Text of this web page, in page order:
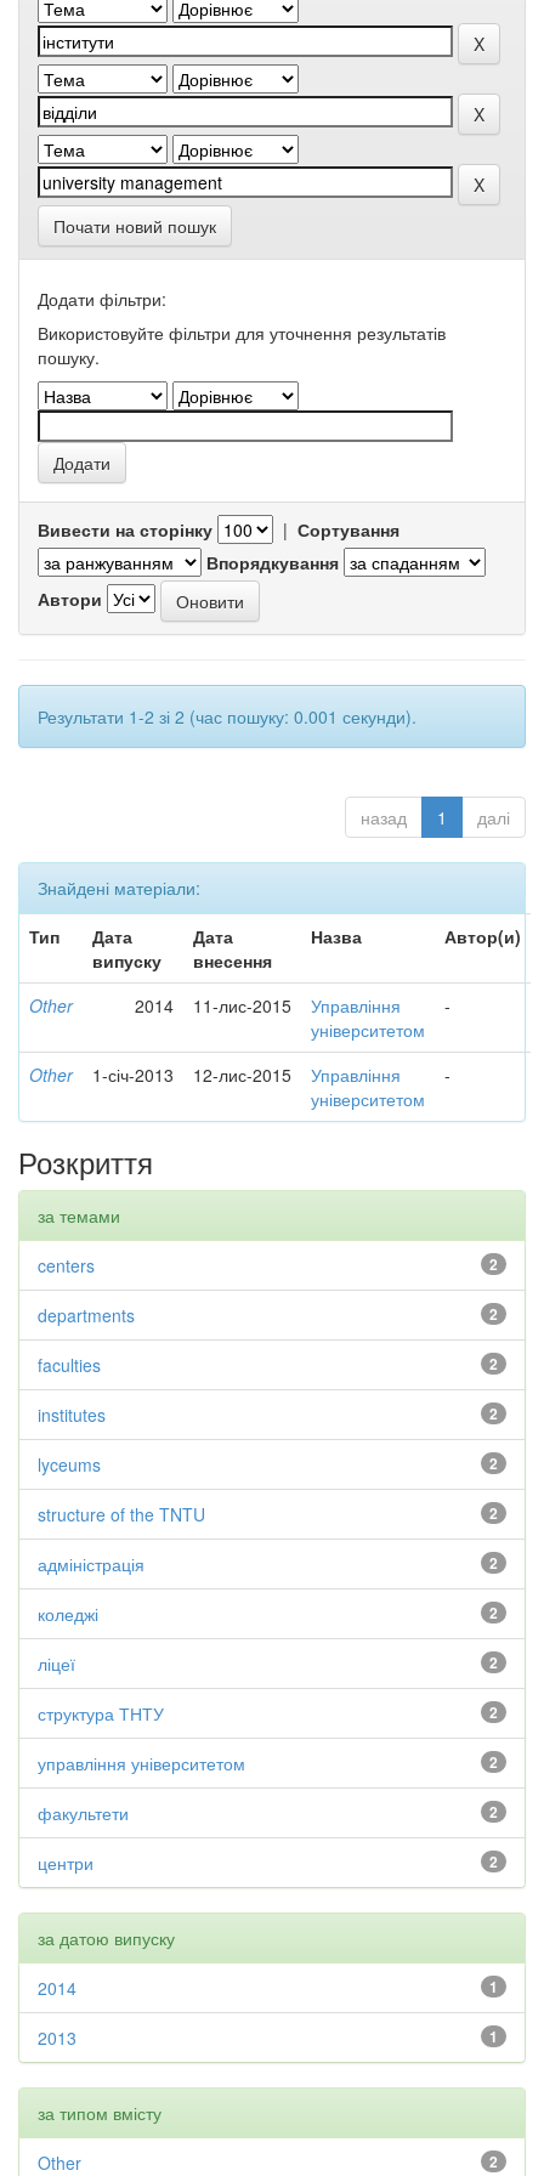
Почати новий пошук
Додати фільтри:
Використовуйте фільтри для уточнення результатів
пошуку.
Вивести на сторінку | Сортування
Впорядкування
Автори
Результати 1-2 зі 2 (час пошуку: 0.001 секунди).
назад 1 далі
Знайдені матеріали:
Тип
Дата
випуску
Дата
внесення
Назва Автор(и)
Other 2014 11-лис-2015
Управління
університетом
-
Other 1-січ-2013 12-лис-2015
Управління
університетом
-
Розкриття
за темами
2
centers
2
departments
2
faculties
2
institutes
2
lyceums
2
structure of the TNTU
2
адміністрація
2
коледжі
2
ліцеї
2
структура ТНТУ
2
управління університетом
2
факультети
2
центри
за датою випуску
1
2014
1
2013
за типом вмісту
2
Other